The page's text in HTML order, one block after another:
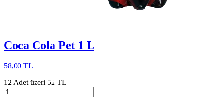
Coca Cola Pet 1 L
58,00 TL
12 Adet üzeri 52 TL